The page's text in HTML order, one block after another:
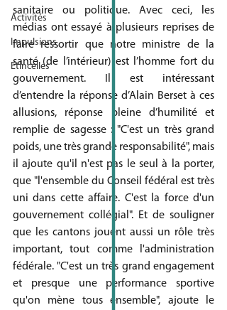
Activités
Impulsions
Etincelles
sanitaire ou politique. Avec ceci, les
médias ont essayé à plusieurs reprises de
faire ressortir que notre ministre de la
santé (de l’intérieur) est l’homme fort du
gouvernement. Il est intéressant
d’entendre la réponse d’Alain Berset à ces
allusions, réponse pleine d’humilité et
remplie de sagesse : "C'est un très grand
poids, une très grande responsabilité", mais
il ajoute qu'il n'est pas le seul à la porter,
que "l'ensemble du Conseil fédéral est très
uni dans cette affaire. C'est la force d'un
gouvernement collégial". Et de souligner
que les cantons jouent aussi un rôle très
important, tout comme l'administration
fédérale. "C'est un très grand engagement
et presque une performance sportive
qu'on mène tous ensemble", ajoute le